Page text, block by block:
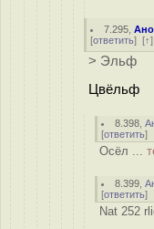
7.295 ,
[ответить] [↑
> Эльф
Цвёльф
8.398 ,
[ответить]
Осёл ...
8.399 ,
[ответить]
Nat 252